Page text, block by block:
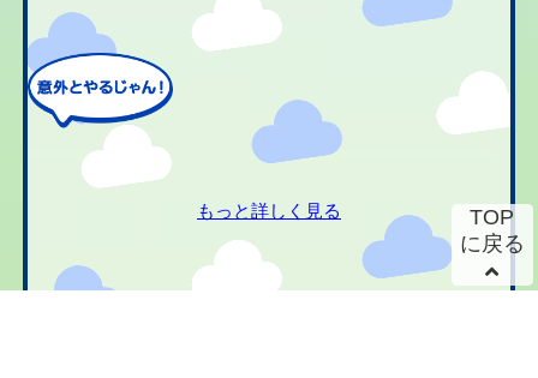
もっと詳しく見る
TOP
に戻る